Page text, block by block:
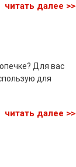
читать далее >>
Для вас
для
читать далее >>